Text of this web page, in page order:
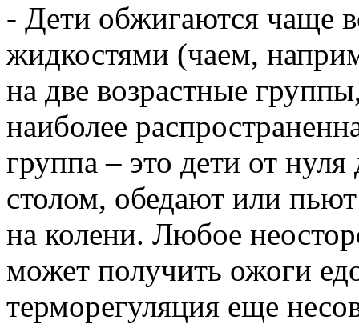
- Дети обжигаются чаще
жидкостями (чаем,
на две возрастные
наиболее
группа – это дети от
столом, обедают или
на колени. Любое
может получить ожоги
терморегуляция еще